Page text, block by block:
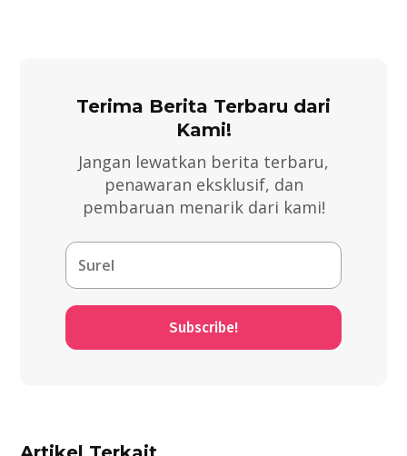
Terima Berita Terbaru dari
Kami!
Jangan lewatkan berita terbaru,
penawaran eksklusif, dan
pembaruan menarik dari kami!
Subscribe!